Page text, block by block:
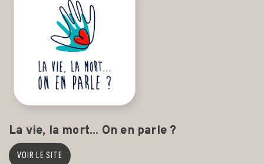
La vie, la mort... On en parle ?
VOIR LE SITE